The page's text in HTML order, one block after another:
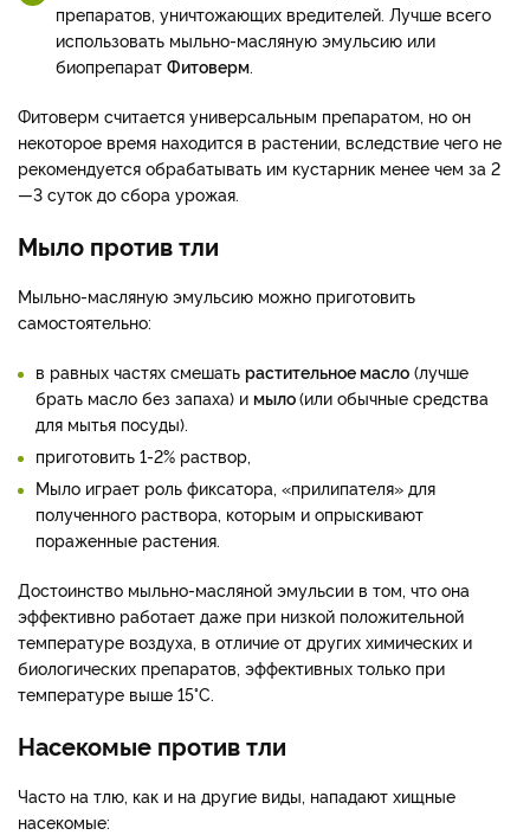
препаратов, уничтожающих вредителей. Лучше всего
использовать мыльно-масляную эмульсию или
биопрепарат Фитоверм
Фитоверм считается универсальным препаратом, но он
некоторое время находится в растении, вследствие чего не
рекомендуется обрабатывать им кустарник менее чем за 2
—3 суток до сбора урожая.
Мыло против тли
Мыльно-масляную эмульсию можно приготовить
самостоятельно:
в равных частях смешать растительное масло (лучше
брать масло без запаха) и мыло(или обычные средства
для мытья посуды).
приготовить 1-2% раствор,
Мыло играет роль фиксатора, «прилипателя» для
полученного раствора, которым и опрыскивают
пораженные растения.
Достоинство мыльно-масляной эмульсии в том, что она
эффективно работает даже при низкой положительной
температуре воздуха, в отличие от других химических и
биологических препаратов, эффективных только при
температуре выше 15°С.
Насекомые против тли
Часто на тлю, как и на другие виды, нападают хищные
насекомые: